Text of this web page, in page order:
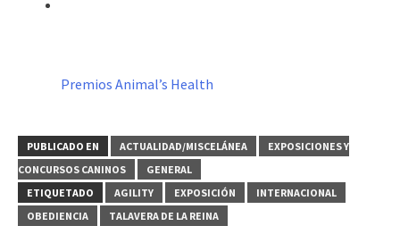
Premios Animal’s Health
PUBLICADO EN ACTUALIDAD/MISCELÁNEA
EXPOSICIONES Y
CONCURSOS CANINOS
GENERAL
ETIQUETADO
AGILITY EXPOSICIÓN
INTERNACIONAL
OBEDIENCIA
TALAVERA DE LA REINA